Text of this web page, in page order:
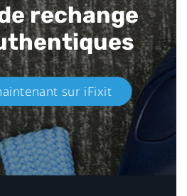
rechange
sur iFixit​